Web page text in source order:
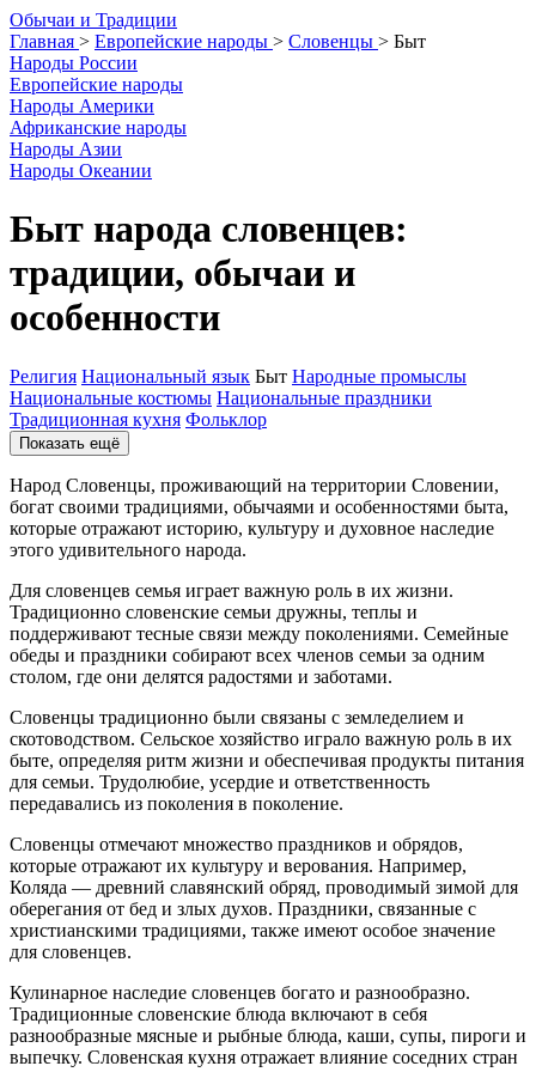
Обычаи и Традиции
Главная > Европейские народы > Словенцы > Быт
Народы России
Европейские народы
Народы Америки
Африканские народы
Народы Азии
Народы Океании
Быт народа словенцев:
традиции, обычаи и
особенности
Религия Национальный язык Быт Народные промыслы
Национальные костюмы Национальные праздники
Традиционная кухня Фольклор
Показать ещё
Народ Словенцы, проживающий на территории Словении,
богат своими традициями, обычаями и особенностями быта,
которые отражают историю, культуру и духовное наследие
этого удивительного народа.
Для словенцев семья играет важную роль в их жизни.
Традиционно словенские семьи дружны, теплы и
поддерживают тесные связи между поколениями. Семейные
обеды и праздники собирают всех членов семьи за одним
столом, где они делятся радостями и заботами.
Словенцы традиционно были связаны с земледелием и
скотоводством. Сельское хозяйство играло важную роль в их
быте, определяя ритм жизни и обеспечивая продукты питания
для семьи. Трудолюбие, усердие и ответственность
передавались из поколения в поколение.
Словенцы отмечают множество праздников и обрядов,
которые отражают их культуру и верования. Например,
Коляда — древний славянский обряд, проводимый зимой для
оберегания от бед и злых духов. Праздники, связанные с
христианскими традициями, также имеют особое значение
для словенцев.
Кулинарное наследие словенцев богато и разнообразно.
Традиционные словенские блюда включают в себя
разнообразные мясные и рыбные блюда, каши, супы, пироги и
выпечку. Словенская кухня отражает влияние соседних стран